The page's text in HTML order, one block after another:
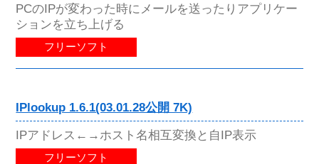
PCのIPが変わった時にメールを送ったりアプリケー
ションを立ち上げる
フリーソフト
IPlookup 1.6.1(03.01.28公開 7K)
IPアドレス←→ホスト名相互変換と自IP表示
フリーソフト